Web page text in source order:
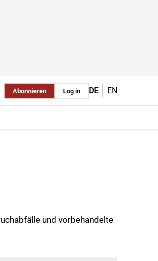
Abonnieren Log in DE EN
und vorbehandelte